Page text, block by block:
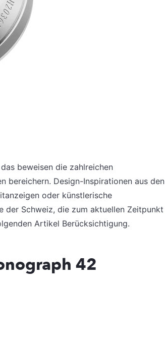
beweisen die zahlreichen
bereichern. Design-Inspirationen aus den
oder künstlerische
der Schweiz, die zum aktuellen Zeitpunkt
Artikel Berücksichtigung.
42